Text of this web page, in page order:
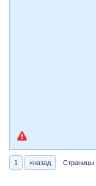
1 «назад Страницы